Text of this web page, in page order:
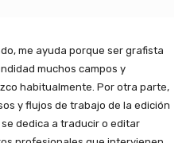
me ayuda porque ser grafista
muchos campos y
habitualmente. Por otra parte,
y flujos de trabajo de la edición
dedica a traducir o editar